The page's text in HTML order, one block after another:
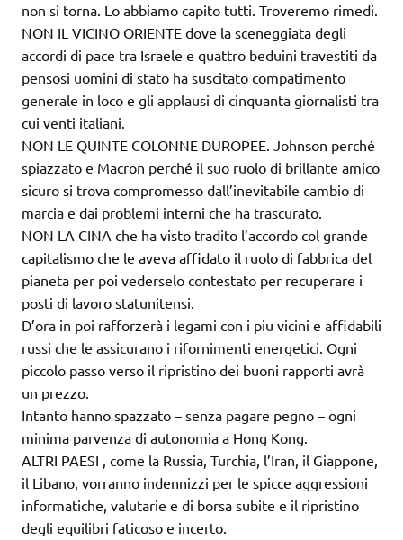
non si torna. Lo abbiamo capito tutti. Troveremo rimedi.
NON IL VICINO ORIENTE dove la sceneggiata degli
accordi di pace tra Israele e quattro beduini travestiti da
pensosi uomini di stato ha suscitato compatimento
generale in loco e gli applausi di cinquanta giornalisti tra
cui venti italiani.
NON LE QUINTE COLONNE DUROPEE. Johnson perché
spiazzato e Macron perché il suo ruolo di brillante amico
sicuro si trova compromesso dall’inevitabile cambio di
marcia e dai problemi interni che ha trascurato.
NON LA CINA che ha visto tradito l’accordo col grande
capitalismo che le aveva affidato il ruolo di fabbrica del
pianeta per poi vederselo contestato per recuperare i
posti di lavoro statunitensi.
D’ora in poi rafforzerà i legami con i piu vicini e affidabili
russi che le assicurano i rifornimenti energetici. Ogni
piccolo passo verso il ripristino dei buoni rapporti avrà
un prezzo.
Intanto hanno spazzato – senza pagare pegno – ogni
minima parvenza di autonomia a Hong Kong.
ALTRI PAESI , come la Russia, Turchia, l’Iran, il Giappone,
il Libano, vorranno indennizzi per le spicce aggressioni
informatiche, valutarie e di borsa subite e il ripristino
degli equilibri faticoso e incerto.